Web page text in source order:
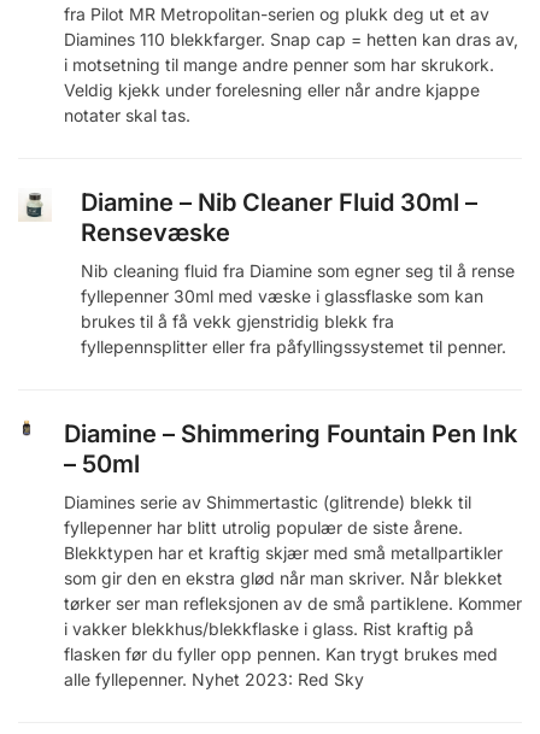
fra Pilot MR Metropolitan-serien og plukk deg ut et av
Diamines 110 blekkfarger. Snap cap = hetten kan dras av,
i motsetning til mange andre penner som har skrukork.
Veldig kjekk under forelesning eller når andre kjappe
notater skal tas.
Diamine – Nib Cleaner Fluid 30ml –
Rensevæske
Nib cleaning fluid fra Diamine som egner seg til å rense
fyllepenner 30ml med væske i glassflaske som kan
brukes til å få vekk gjenstridig blekk fra
fyllepennsplitter eller fra påfyllingssystemet til penner.
Diamine – Shimmering Fountain Pen Ink
– 50ml
Diamines serie av Shimmertastic (glitrende) blekk til
fyllepenner har blitt utrolig populær de siste årene.
Blekktypen har et kraftig skjær med små metallpartikler
som gir den en ekstra glød når man skriver. Når blekket
tørker ser man refleksjonen av de små partiklene. Kommer
i vakker blekkhus/blekkflaske i glass. Rist kraftig på
flasken før du fyller opp pennen. Kan trygt brukes med
alle fyllepenner. Nyhet 2023: Red Sky